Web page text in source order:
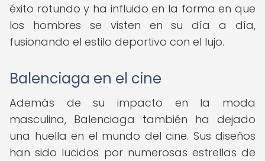
éxito rotundo y ha influido en la forma en que
los hombres se visten en su día a día,
fusionando el estilo deportivo con el lujo.
Balenciaga en el cine
Además de su impacto en la moda
masculina, Balenciaga también ha dejado
una huella en el mundo del cine. Sus diseños
han sido lucidos por numerosas estrellas de